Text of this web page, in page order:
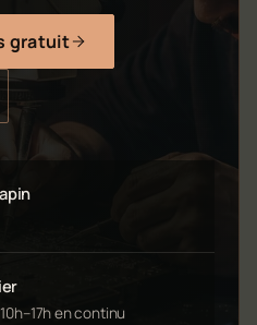
gratuit
en continu